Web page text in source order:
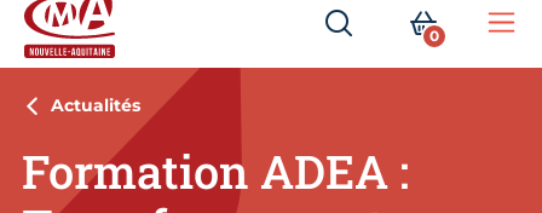
CMA Nouvelle-Aquitaine
RECHERCHER
MON
0
Actualités
Formation ADEA :